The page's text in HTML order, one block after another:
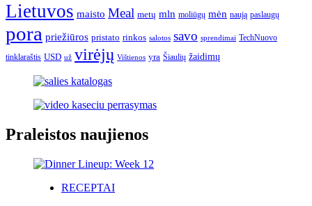
Lietuvos maisto Meal metų mln moliūgų mėn naują paslaugų
pora priežiūros pristato rinkos salotos savo sprendimai TechNuovo
tinklaraštis USD už virėjų Vištienos yra Šiaulių žaidimų
Praleistos naujienos
RECEPTAI